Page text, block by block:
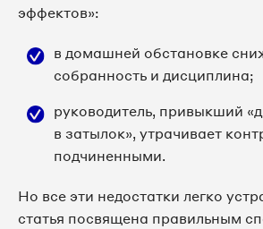
эффектов»:
в домашней обстановке
собранность и дисциплина;
руководитель, привыкший
в затылок», утрачивает
подчиненными.
Но все эти недостатки легко
статья посвящена правильным